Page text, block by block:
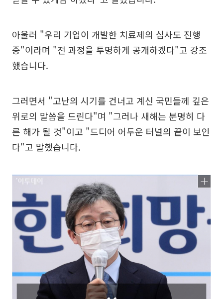
아울러 "우리 기업이 개발한 치료제의 심사도 진행
중"이라며 "전 과정을 투명하게 공개하겠다"고 강조
했습니다.
그러면서 "고난의 시기를 건너고 계신 국민들께 깊은
위로의 말씀을 드린다"며 "그러나 새해는 분명히 다
른 해가 될 것"이고 "드디어 어두운 터널의 끝이 보인
다"고 말했습니다.